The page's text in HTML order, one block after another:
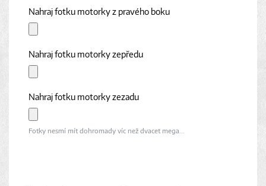
Nahraj fotku motorky z pravého boku
Nahraj fotku motorky zepředu
Nahraj fotku motorky zezadu
Fotky nesmí mít dohromady víc než dvacet mega...